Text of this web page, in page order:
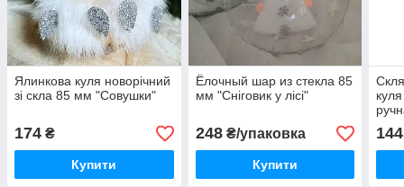
Ялинкова куля новорічний
зі скла 85 мм "Совушки"
174 ₴
Купити
Ёлочный шар из стекла 85
мм "Сніговик у лісі"
248₴/упаковка
Купити
144